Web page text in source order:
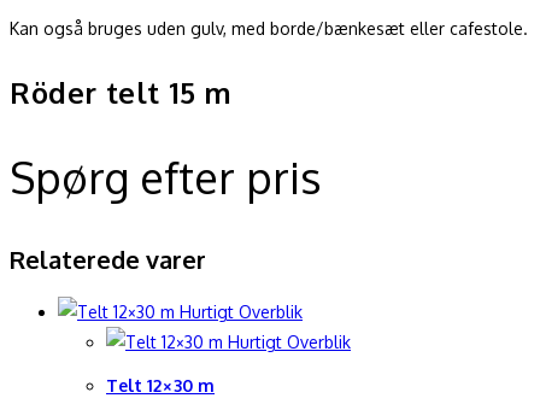
Kan også bruges uden gulv, med borde/bænkesæt eller cafestole.
Röder telt 15 m
Spørg efter pris
Relaterede varer
Hurtigt Overblik
Hurtigt Overblik
Telt 12×30 m